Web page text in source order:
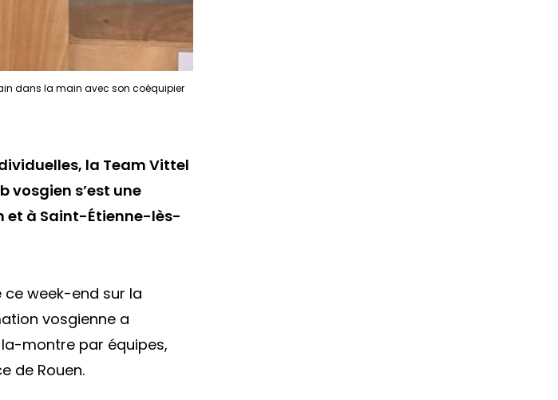
dans la main avec son coéquipier
la Team Vittel
vosgien s’est une
et à Saint-Étienne-lès-
ce week-end sur la
vosgienne a
montre par équipes,
de Rouen.